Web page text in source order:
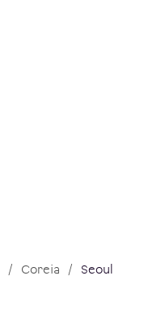
Coreia Seoul